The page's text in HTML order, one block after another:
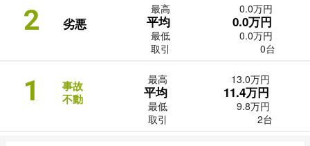
2 劣悪
最高
平均
最低
取引
0.0万円
0.0万円
0.0万円
0台
1
事故
不動
最高
平均
最低
取引
13.0万円
11.4万円
9.8万円
2台